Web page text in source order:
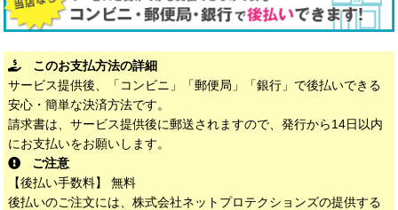
このお支払方法の詳細
サービス提供後、「コンビニ」「郵便局」「銀行」で後払いできる
安心・簡単な決済方法です。
請求書は、サービス提供後に郵送されますので、発行から14日以内
にお支払いをお願いします。
ご注意
【後払い手数料】 無料
後払いのご注文には、株式会社ネットプロテクションズの提供する